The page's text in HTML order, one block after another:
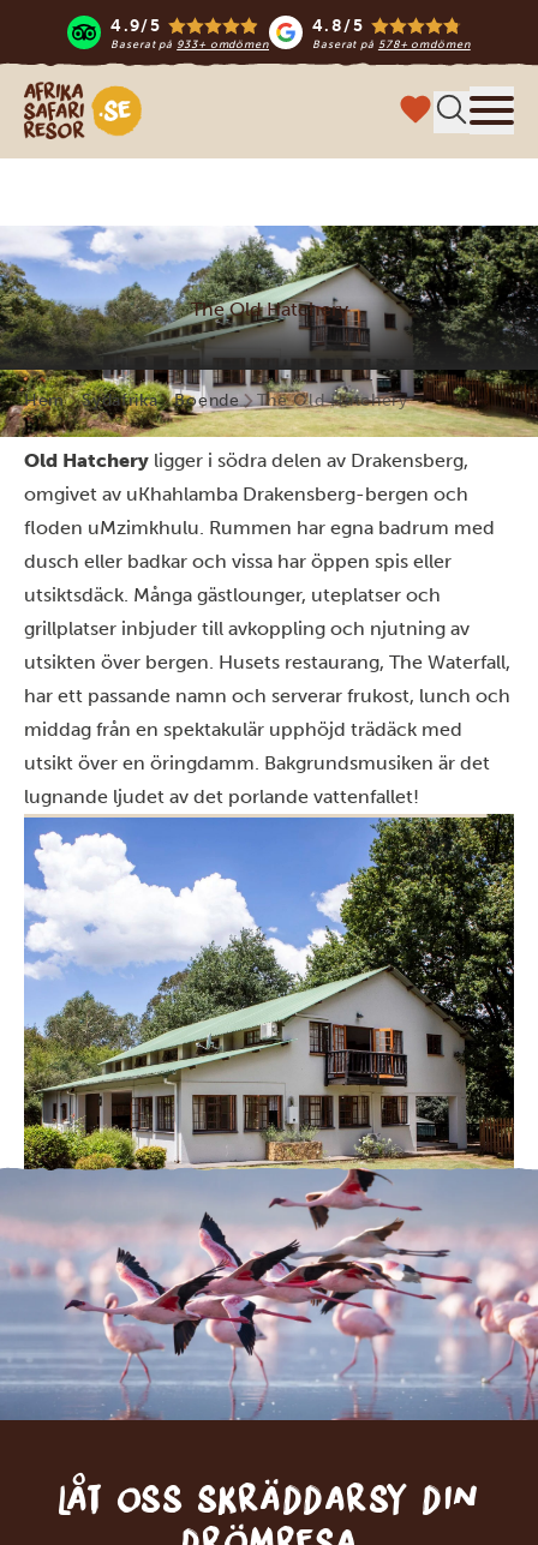
4.9/5
Baserat på 933+ omdömen
4.8/5
Baserat på 578+ omdömen
Safari-resor i Afrika
The Old Hatchery
Hem Sydafrika Boende The Old Hatchery
Old Hatchery ligger i södra delen av Drakensberg,
omgivet av uKhahlamba Drakensberg-bergen och
floden uMzimkhulu. Rummen har egna badrum med
dusch eller badkar och vissa har öppen spis eller
utsiktsdäck. Många gästlounger, uteplatser och
grillplatser inbjuder till avkoppling och njutning av
utsikten över bergen. Husets restaurang, The Waterfall,
har ett passande namn och serverar frukost, lunch och
middag från en spektakulär upphöjd trädäck med
utsikt över en öringdamm. Bakgrundsmusiken är det
lugnande ljudet av det porlande vattenfallet!
Låt oss skräddarsy din